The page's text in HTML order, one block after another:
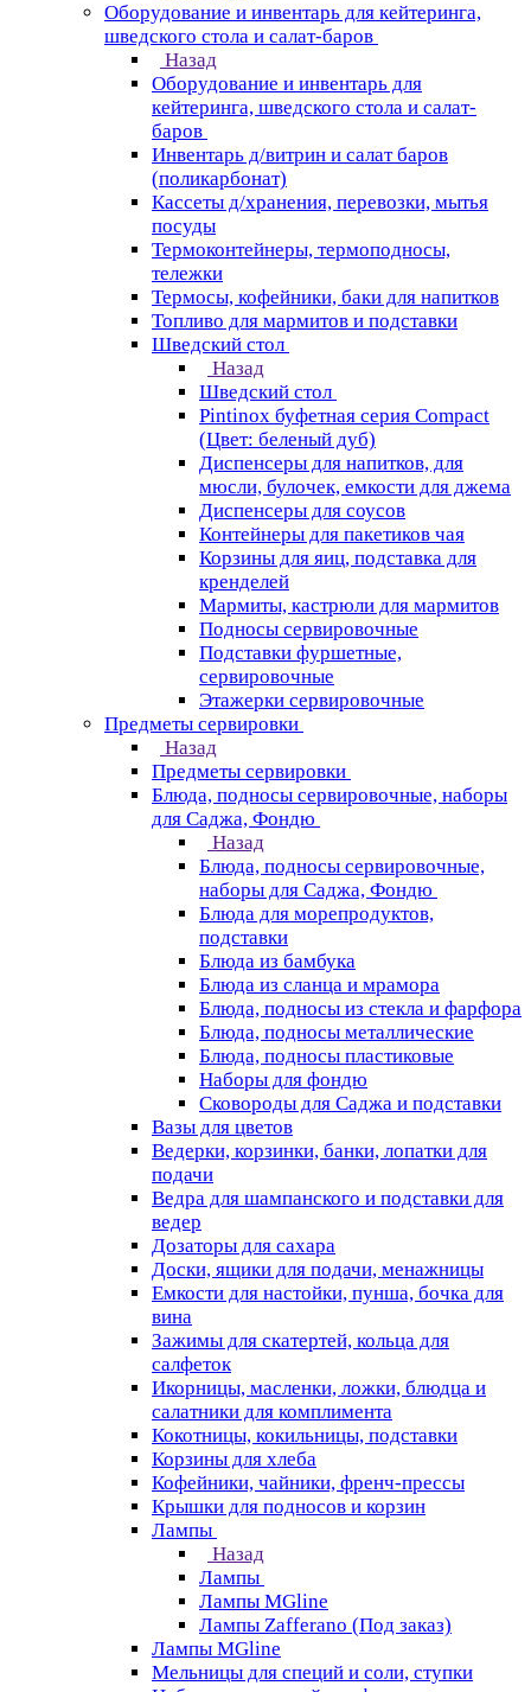
Оборудование и инвентарь для кейтеринга,
шведского стола и салат-баров
Назад
Оборудование и инвентарь для
кейтеринга, шведского стола и салат-
баров
Инвентарь д/витрин и салат баров
(поликарбонат)
Кассеты д/хранения, перевозки, мытья
посуды
Термоконтейнеры, термоподносы,
тележки
Термосы, кофейники, баки для напитков
Топливо для мармитов и подставки
Шведский стол
Назад
Шведский стол
Pintinox буфетная серия Compact
(Цвет: беленый дуб)
Диспенсеры для напитков, для
мюсли, булочек, емкости для джема
Диспенсеры для соусов
Контейнеры для пакетиков чая
Корзины для яиц, подставка для
кренделей
Мармиты, кастрюли для мармитов
Подносы сервировочные
Подставки фуршетные,
сервировочные
Этажерки сервировочные
Предметы сервировки
Назад
Предметы сервировки
Блюда, подносы сервировочные, наборы
для Саджа, Фондю
Назад
Блюда, подносы сервировочные,
наборы для Саджа, Фондю
Блюда для морепродуктов,
подставки
Блюда из бамбука
Блюда из сланца и мрамора
Блюда, подносы из стекла и фарфора
Блюда, подносы металлические
Блюда, подносы пластиковые
Наборы для фондю
Сковороды для Саджа и подставки
Вазы для цветов
Ведерки, корзинки, банки, лопатки для
подачи
Ведра для шампанского и подставки для
ведер
Дозаторы для сахара
Доски, ящики для подачи, менажницы
Емкости для настойки, пунша, бочка для
вина
Зажимы для скатертей, кольца для
салфеток
Икорницы, масленки, ложки, блюдца и
салатники для комплимента
Кокотницы, кокильницы, подставки
Корзины для хлеба
Кофейники, чайники, френч-прессы
Крышки для подносов и корзин
Лампы
Назад
Лампы
Лампы MGline
Лампы Zafferano (Под заказ)
Лампы MGline
Мельницы для специй и соли, ступки